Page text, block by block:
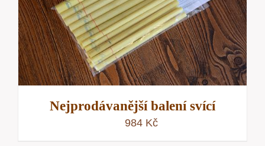
Nejprodávanější balení svící
984 Kč